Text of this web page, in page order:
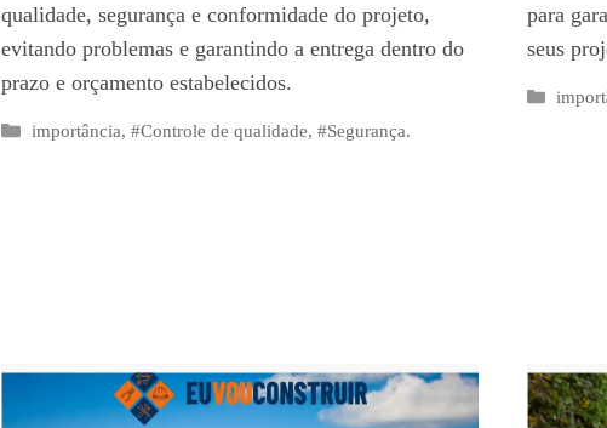
qualidade, segurança e conformidade do projeto,
evitando problemas e garantindo a entrega dentro do
prazo e orçamento estabelecidos.
Categorias
importância, #Controle de qualidade, #Segurança.
para
seus